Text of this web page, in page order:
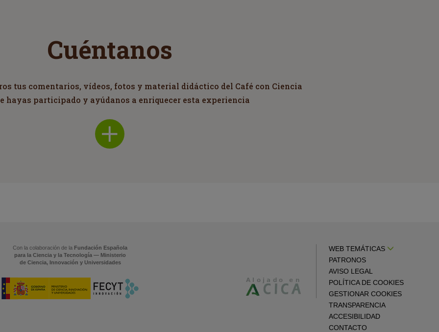
Cuéntanos
tus comentarios, vídeos, fotos y material didáctico del Café con Ciencia
hayas participado y ayúdanos a enriquecer esta experiencia
Con la colaboración de la Fundación Española
para la Ciencia y la Tecnología — Ministerio
de Ciencia, Innovación y Universidades
WEB TEMÁTICAS
PATRONOS
AVISO LEGAL
POLÍTICA DE COOKIES
GESTIONAR COOKIES
TRANSPARENCIA
ACCESIBILIDAD
CONTACTO